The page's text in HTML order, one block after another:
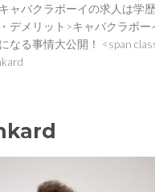
ャバクラボーイの求人は学
デメリット >キャバクラボー
なる事情大公開！ <span